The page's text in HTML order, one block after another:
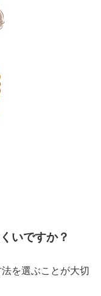
いですか？
を選ぶことが大切